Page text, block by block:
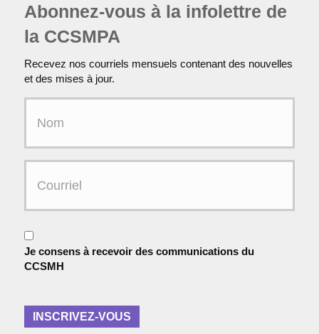
Abonnez-vous à la infolettre de
la CCSMPA
Recevez nos courriels mensuels contenant des nouvelles
et des mises à jour.
r
i
e
l
C
o
n
s
Je consens à recevoir des communications du
CCSMH
INSCRIVEZ-VOUS